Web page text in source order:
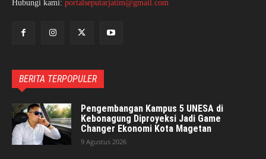
Hubungi kami: portalseputarjatim@gmail.com
BERITA TERPOPULER
Pengembangan Kampus 5 UNESA di
Kebonagung Diproyeksi Jadi Game
Changer Ekonomi Kota Magetan
9 Agustus 2026